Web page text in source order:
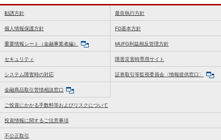
勧誘方針 最良執行方針
個人情報保護方針 FD基本方針
重要情報シート（金融事業者編） MUFG利益相反管理方針
セキュリティ 障害災害時専用サイト
システム障害時の対応 証券取引等監視委員会〈情報提供窓口〉
金融商品取引苦情相談窓口
ご投資にかかる手数料等およびリスクについて
投資情報に関するご注意事項
不公正取引